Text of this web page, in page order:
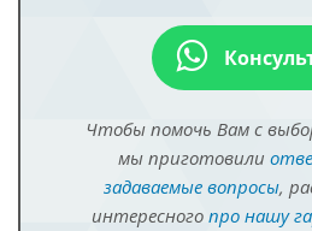
Чтобы помочь Вам с
мы приготовили
задаваемые вопросы,
интересного про нашу